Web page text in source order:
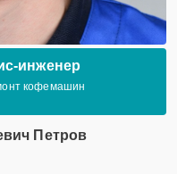
инженер
кофемашин
Петров